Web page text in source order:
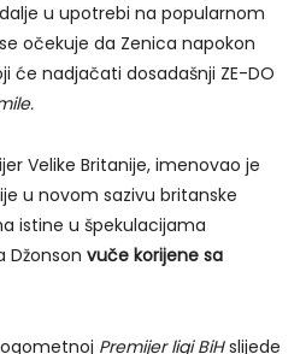
u upotrebi na popularnom
očekuje da Zenica napokon
će nadjačati dosadašnji ZE-DO
Velike Britanije, imenovao je
u novom sazivu britanske
istine u špekulacijama
Džonson vuče korijene sa
Premijer ligi BiHslijede